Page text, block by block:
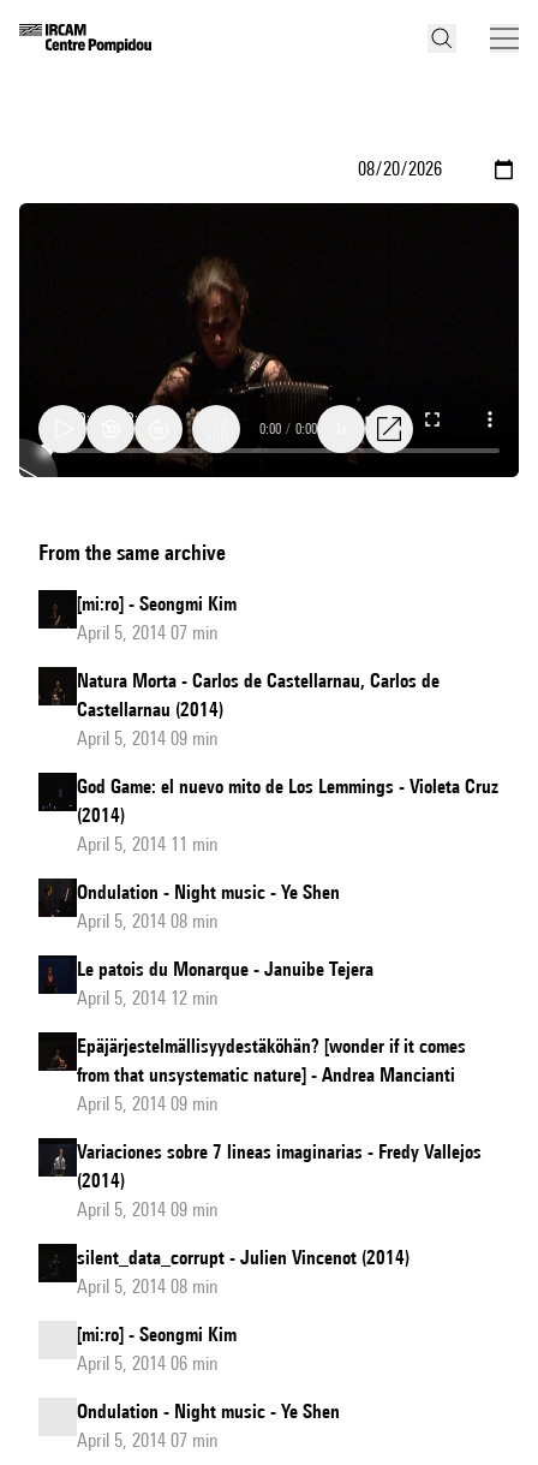
suspendu
0:00 / 0:00
From the same archive
[mi:ro] - Seongmi Kim
April 5, 2014 07 min
Natura Morta - Carlos de Castellarnau, Carlos de
Castellarnau (2014)
April 5, 2014 09 min
God Game: el nuevo mito de Los Lemmings - Violeta Cruz
(2014)
April 5, 2014 11 min
Ondulation - Night music - Ye Shen
April 5, 2014 08 min
Le patois du Monarque - Januibe Tejera
April 5, 2014 12 min
Epäjärjestelmällisyydestäköhän? [wonder if it comes
from that unsystematic nature] - Andrea Mancianti
April 5, 2014 09 min
Variaciones sobre 7 lineas imaginarias - Fredy Vallejos
(2014)
April 5, 2014 09 min
silent_data_corrupt - Julien Vincenot (2014)
April 5, 2014 08 min
[mi:ro] - Seongmi Kim
April 5, 2014 06 min
Ondulation - Night music - Ye Shen
April 5, 2014 07 min